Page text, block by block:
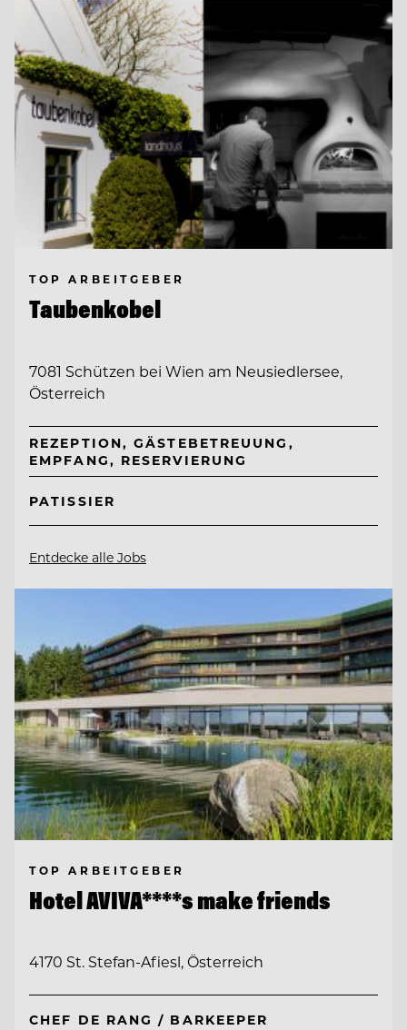
TOP ARBEITGEBER
Taubenkobel
7081 Schützen bei Wien am Neusiedlersee,
Österreich
REZEPTION, GÄSTEBETREUUNG,
EMPFANG, RESERVIERUNG
PATISSIER
Entdecke alle Jobs
TOP ARBEITGEBER
Hotel AVIVA****s make friends
4170 St. Stefan-Afiesl, Österreich
CHEF DE RANG / BARKEEPER